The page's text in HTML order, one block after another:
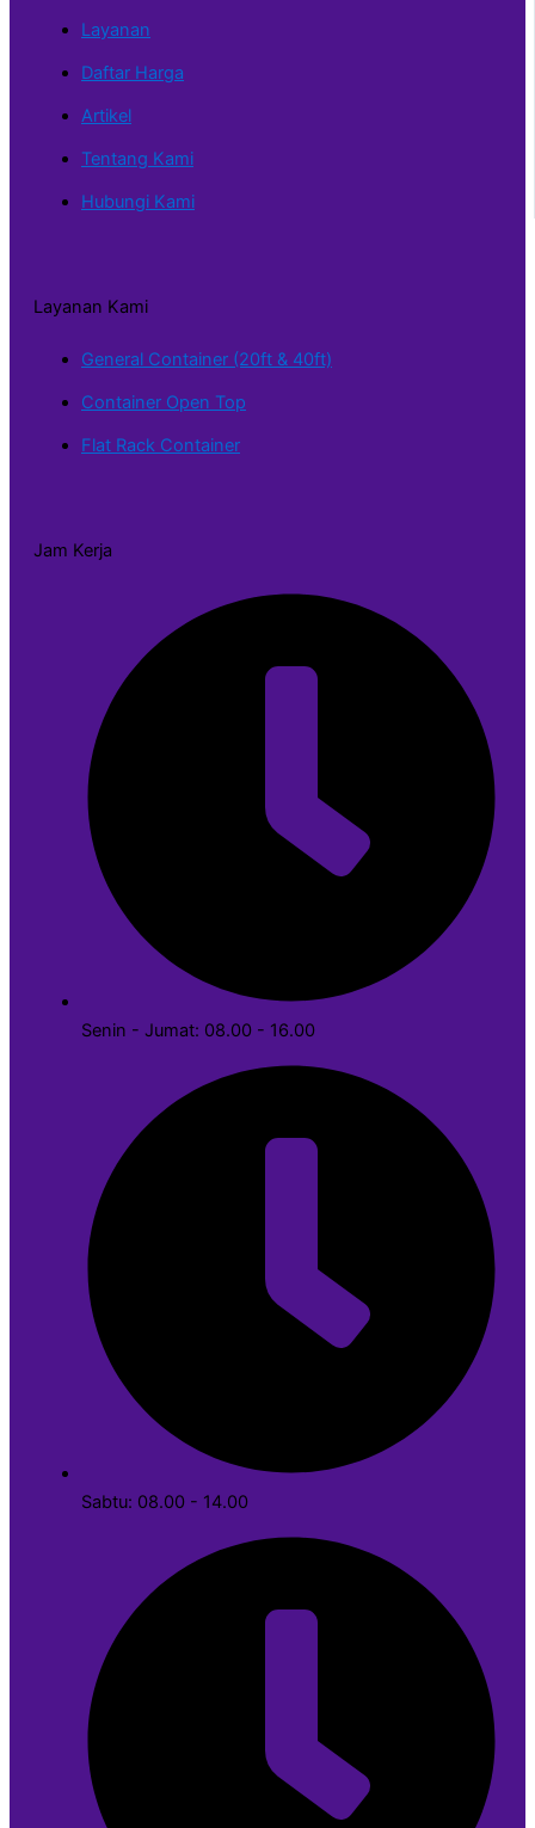
Layanan
Daftar Harga
Artikel
Tentang Kami
Hubungi Kami
Layanan Kami
General Container (20ft & 40ft)
Container Open Top
Flat Rack Container
Jam Kerja
Senin - Jumat: 08.00 - 16.00
Sabtu: 08.00 - 14.00